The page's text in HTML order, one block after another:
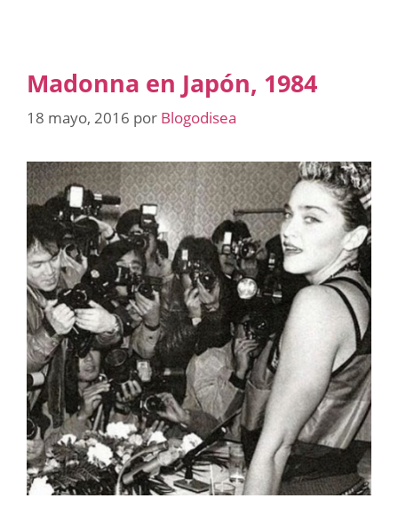
Madonna en Japón, 1984
18 mayo, 2016 por Blogodisea